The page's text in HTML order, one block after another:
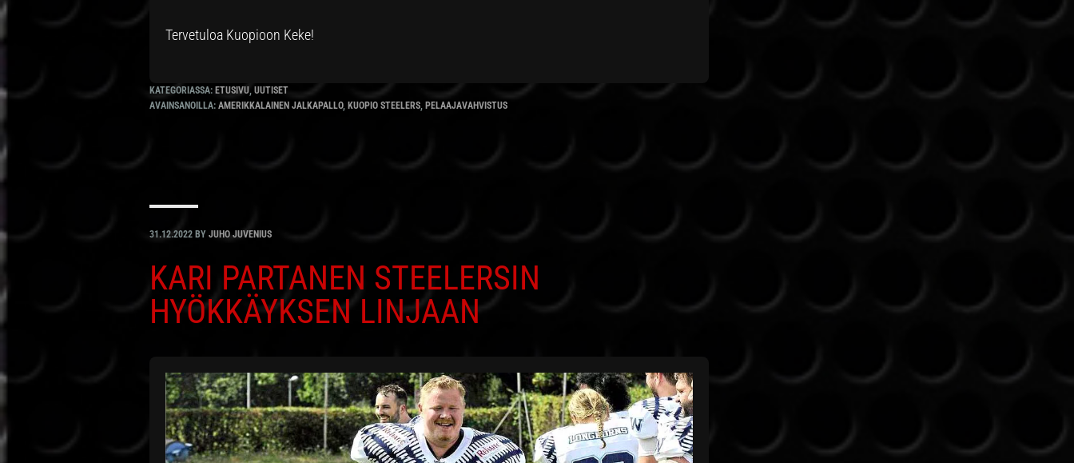
Tervetuloa Kuopioon Keke!
KATEGORIASSA: ETUSIVU UUTISET
AVAINSANOILLA: AMERIKKALAINEN JALKAPALLO, KUOPIO STEELERS PELAAJAVAHVISTUS
31.12.2022 BY JUHO JUVENIUS
KARI PARTANEN STEELERSIN
HYÖKKÄYKSEN LINJAAN